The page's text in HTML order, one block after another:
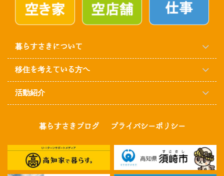
暮らすさきについて
移住を考えている方へ
活動紹介
暮らすさきブログ プライバシーポリシー